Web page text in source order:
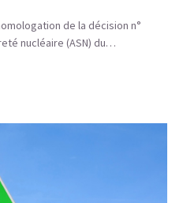
de la décision n°
nucléaire (ASN) du…